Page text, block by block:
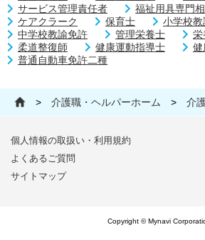
サービス管理責任者
福祉用具専門
ケアクラーク
保育士
小学校
中学校教諭免許
管理栄養士
栄
柔道整復師
健康運動指導士
健
普通自動車免許二種
> 介護職・ヘルパーホーム > 介
個人情報の取扱い・利用規約
よくあるご質問
サイトマップ
Copyright © Mynavi